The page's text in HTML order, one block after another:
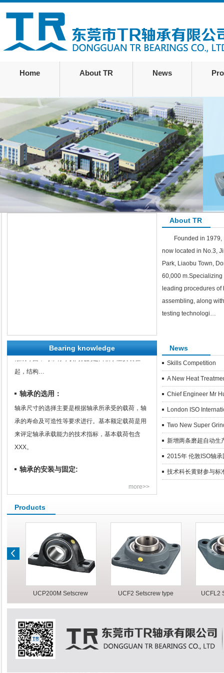
Home About TR News
About TR
Founded in
now located in No.3,
Park, Liaobu Town,
60,000
leading procedures
assembling, along
testing technologi…
Bearing knowledge
起的一种轴承单元。大部分外球面轴承都是将外径
做成球面，与带有球状内孔的进口轴承座安装在一
起，结构…
轴承的选用：
轴承尺寸的选择主要是根据轴承所承受的载荷，轴
承的寿命及可造性等要求进行。基本额定载荷是用
来评定轴承承载能力的技术指标，基本载荷包含
XXX。
轴承的安装与固定:
孔、端盖等零件进行严格检验。对使用过的轴不合
要求的零件应予以修复或更换。否则，不允许装配
带座外球面球轴承是将滚动轴承与轴承座结合在一
起的一种轴承单元。大部分外球面轴承都是将外径
做成球面，与带有球状内孔的进口轴承座安装在一
轴承的选用：
轴承尺寸的选择主要是根据轴承所承受的载荷，轴
承的寿命及可造性等要求进行。基本额定载荷是用
来评定轴承承载能力的技术指标，基本载荷包含
XXX。
more>>
News
Skills Competition
A New Heat
Chief Engineer Mr
London ISO
Two New Super
新增两条磨超自动生
2015年 伦敦ISO轴
技术科长黄财参与标
Products
UCP200M Setscrew
typ…
UCF2 Setscrew type UCFL2